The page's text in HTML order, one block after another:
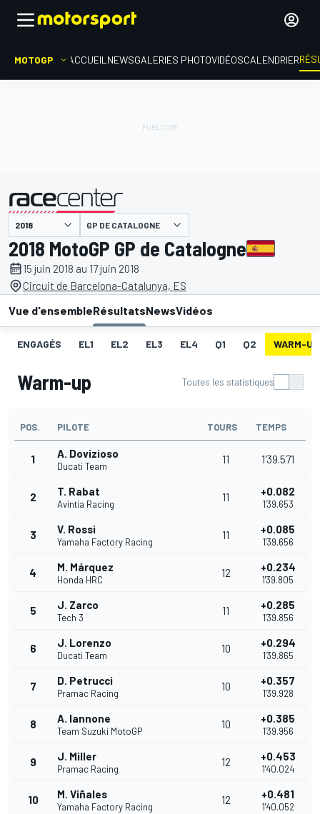
MOTOGP ACCUEIL NEWSGALERIES PHOTOVIDÉOSCALENDRIER
présenté par GP DE CATALOGNE
2018 MotoGP GP de Catalogne
15 juin 2018 au 17 juin 2018
Circuit de Barcelona-Catalunya, ES
Vue d'ensembleRésultatsNewsVidéos
ENGAGÉS EL1 EL2 EL3 EL4 Q1 Q2 WARM-UP
Warm-up Toutes les statistiques
POS. PILOTE TOURS TEMPS
1 A. Dovizioso
Ducati Team
11 1'39.571
2 T. Rabat
Avintia Racing
11 +0.082
1'39.653
3 V. Rossi
Yamaha Factory Racing
11 +0.085
1'39.656
4 M. Márquez
Honda HRC
12 +0.234
1'39.805
5 J. Zarco
Tech 3
11 +0.285
1'39.856
6 J. Lorenzo
Ducati Team
10 +0.294
1'39.865
7 D. Petrucci
Pramac Racing
10 +0.357
1'39.928
8 A. Iannone
Team Suzuki MotoGP
10 +0.385
1'39.956
9 J. Miller
Pramac Racing
12 +0.453
1'40.024
10 M. Viñales
Yamaha Factory Racing
12 +0.481
1'40.052